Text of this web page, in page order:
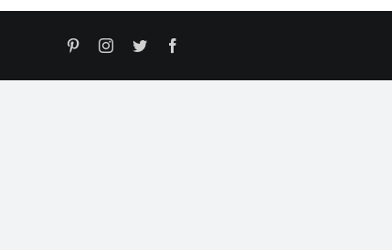
Facebook
Twitter
Instagram